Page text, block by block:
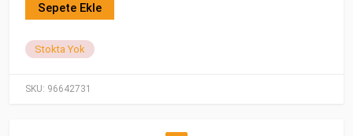
SKU: 96642731
Sepete Ekle
Stokta Yok